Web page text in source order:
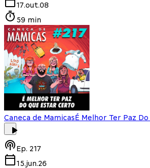
17.out.08
59 min
Caneca de MamicasÉ Melhor Ter Paz
Ep. 217
15.jun.26